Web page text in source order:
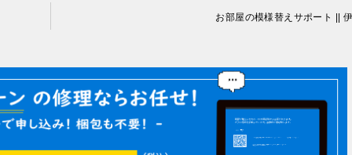
お部屋の模様替えサポート ||